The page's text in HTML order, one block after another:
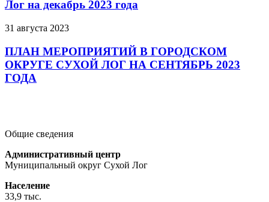
Лог на декабрь 2023 года
31 августа 2023
ПЛАН МЕРОПРИЯТИЙ В ГОРОДСКОМ
ОКРУГЕ СУХОЙ ЛОГ НА СЕНТЯБРЬ 2023
ГОДА
Общие сведения
Административный центр
Муниципальный округ Сухой Лог
Население
33,9 тыс.